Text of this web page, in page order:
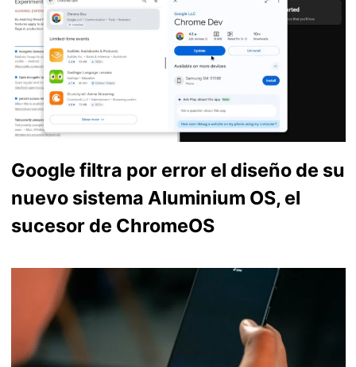
Google filtra por error el diseño de su
nuevo sistema Aluminium OS, el
sucesor de ChromeOS